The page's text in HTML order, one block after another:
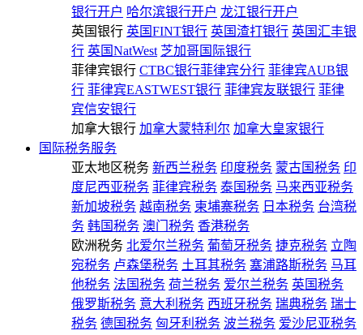
银行开户 哈尔滨银行开户 龙江银行开户
英国银行 英国FINT银行 英国渣打银行 英国汇丰银
行 英国NatWest 芝加哥国际银行
菲律宾银行 CTBC银行菲律宾分行 菲律宾AUB银
行 菲律宾EASTWEST银行 菲律宾友联银行 菲律
宾信安银行
加拿大银行 加拿大蒙特利尔 加拿大皇家银行
国际税务服务
亚太地区税务 新西兰税务 印度税务 蒙古国税务 印
度尼西亚税务 菲律宾税务 泰国税务 马来西亚税务
新加坡税务 越南税务 柬埔寨税务 日本税务 台湾税
务 韩国税务 澳门税务 香港税务
欧洲税务 北爱尔兰税务 葡萄牙税务 捷克税务 立陶
宛税务 卢森堡税务 土耳其税务 塞浦路斯税务 马耳
他税务 法国税务 荷兰税务 爱尔兰税务 英国税务
俄罗斯税务 意大利税务 西班牙税务 瑞典税务 瑞士
税务 德国税务 匈牙利税务 波兰税务 爱沙尼亚税务